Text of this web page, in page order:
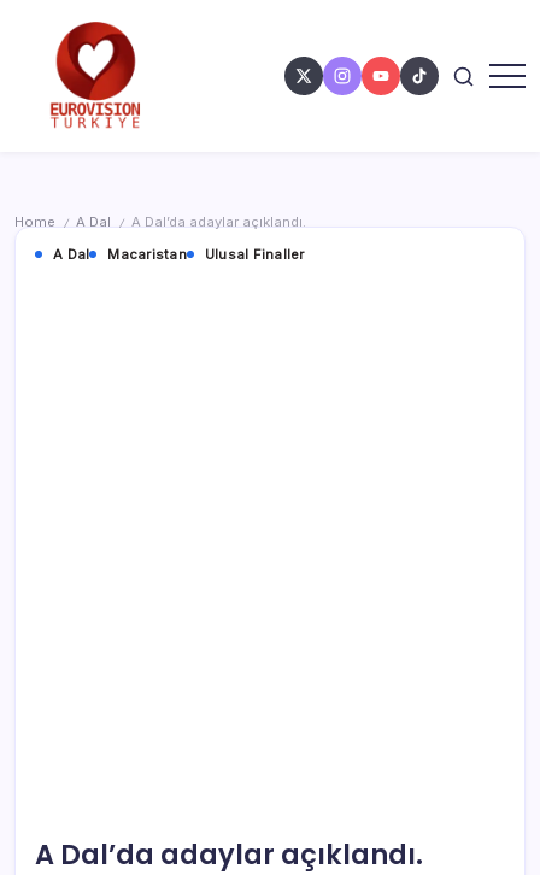
Home / A Dal /
A Dal’da adaylar açıklandı.
A Dal
Macaristan Ulusal Finaller
A Dal’da adaylar açıklandı.